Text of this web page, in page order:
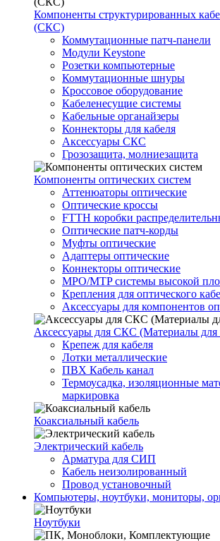
Компоненты структурированных
(СКС)
Коммутационные патч-панели
Модули Keystone
Розетки компьютерные
Коммутационные шнуры
Кроссовое оборудование
Кабеленесущие системы
Кабельные органайзеры
Коннекторы для кабеля
Аксессуары СКС
Грозозащита, молниезащита
Компоненты оптических систем
Аттенюаторы оптические
Оптические кроссы
FTTH коробки
Оптические патч-корды
Муфты оптические
Адаптеры оптические
Коннекторы оптические
MPO/MTP системы высокой
Крепления для оптического
Аксессуары для компонентов
Аксессуары для СКС (Материалы для
Крепеж для кабеля
Лотки металлические
ПВХ Кабель канал
Термоусадка, изоляционные
маркировка
Коаксиальный кабель
Электрический кабель
Арматура для СИП
Кабель неизолированный
Провод установочный
Компьютеры, ноутбуки, мониторы,
Ноутбуки